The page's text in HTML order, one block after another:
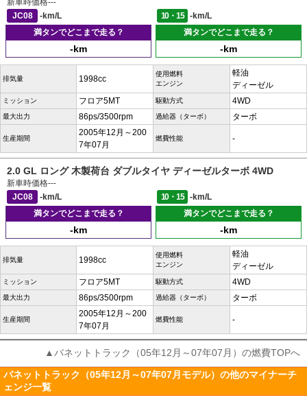
新車時価格---
JC08
-km/L 10・15
-km/L
満タンでどこまで走る？
-km
満タンでどこまで走る？
-km
排気量 1998cc
使用燃料
エンジン
軽油
ディーゼル
ミッション フロア5MT 駆動方式 4WD
最大出力 86ps/3500rpm 過給器（ターボ） ターボ
生産期間
2005年12月～200
7年07月
燃費性能 -
2.0 GL ロング 木製荷台 ダブルタイヤ ディーゼルターボ 4WD
新車時価格---
JC08
-km/L 10・15
-km/L
満タンでどこまで走る？
-km
満タンでどこまで走る？
-km
排気量 1998cc
使用燃料
エンジン
軽油
ディーゼル
ミッション フロア5MT 駆動方式 4WD
最大出力 86ps/3500rpm 過給器（ターボ） ターボ
生産期間
2005年12月～200
7年07月
燃費性能 -
▲バネットトラック（05年12月～07年07月）の燃費TOPへ
バネットトラック（05年12月～07年07月モデル）の他のマイナーチ
ェンジ一覧